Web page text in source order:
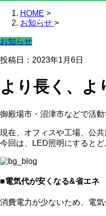
HOME >
お知らせ >
お知らせ
投稿日：2023年1月6日
より長く、よ
御殿場市・沼津市などで活
現在、オフィスや工場、公
今回は、LED照明にすると
■電気代が安くなる&省エネ
消費電力が少ないため、電気